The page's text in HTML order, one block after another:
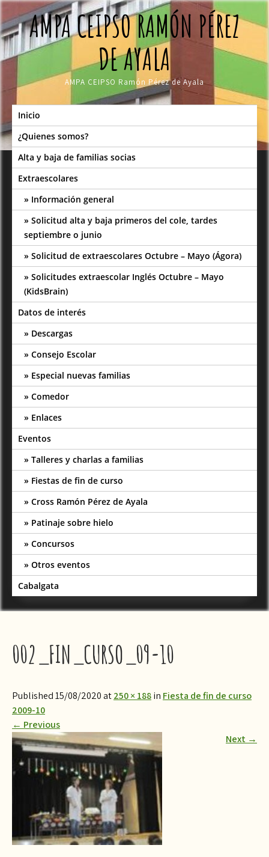
Skip
to
contentAMPA CEIPSO RAMÓN PÉREZ
DE AYALA
AMPA CEIPSO Ramón Pérez de Ayala
Inicio
¿Quienes somos?
Alta y baja de familias socias
Extraescolares
Información general
Solicitud alta y baja primeros del cole, tardes
septiembre o junio
Solicitud de extraescolares Octubre – Mayo (Ágora)
Solicitudes extraescolar Inglés Octubre – Mayo
(KidsBrain)
Datos de interés
Descargas
Consejo Escolar
Especial nuevas familias
Comedor
Enlaces
Eventos
Talleres y charlas a familias
Fiestas de fin de curso
Cross Ramón Pérez de Ayala
Patinaje sobre hielo
Concursos
Otros eventos
Cabalgata
002_FIN_CURSO_09-10
Published 15/08/2020 at250 × 188in Fiesta de fin de curso
2009-10
← Previous
Next →